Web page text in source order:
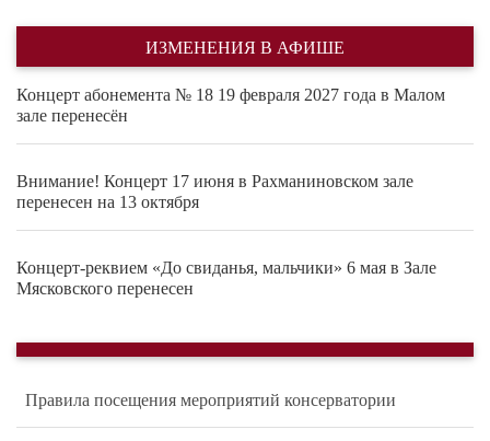
ИЗМЕНЕНИЯ В АФИШЕ
Концерт абонемента № 18 19 февраля 2027 года в Малом
зале перенесён
Внимание! Концерт 17 июня в Рахманиновском зале
перенесен на 13 октября
Концерт-реквием «До свиданья, мальчики» 6 мая в Зале
Мясковского перенесен
Правила посещения мероприятий консерватории